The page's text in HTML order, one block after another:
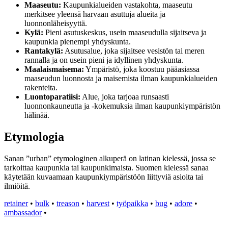
Maaseutu: Kaupunkialueiden vastakohta, maaseutu
merkitsee yleensä harvaan asuttuja alueita ja
luonnonläheisyyttä.
Kylä: Pieni asutuskeskus, usein maaseudulla sijaitseva ja
kaupunkia pienempi yhdyskunta.
Rantakylä: Asutusalue, joka sijaitsee vesistön tai meren
rannalla ja on usein pieni ja idyllinen yhdyskunta.
Maalaismaisema: Ympäristö, joka koostuu pääasiassa
maaseudun luonnosta ja maisemista ilman kaupunkialueiden
rakenteita.
Luontoparatiisi: Alue, joka tarjoaa runsaasti
luonnonkauneutta ja -kokemuksia ilman kaupunkiympäristön
hälinää.
Etymologia
Sanan ”urban” etymologinen alkuperä on latinan kielessä, jossa se
tarkoittaa kaupunkia tai kaupunkimaista. Suomen kielessä sanaa
käytetään kuvaamaan kaupunkiympäristöön liittyviä asioita tai
ilmiöitä.
retainer• bulk • treason • harvest • työpaikka • bug • adore •
ambassador•